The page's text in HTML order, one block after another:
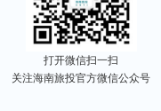
打开微信扫一扫
关注海南旅投官方微信公众号